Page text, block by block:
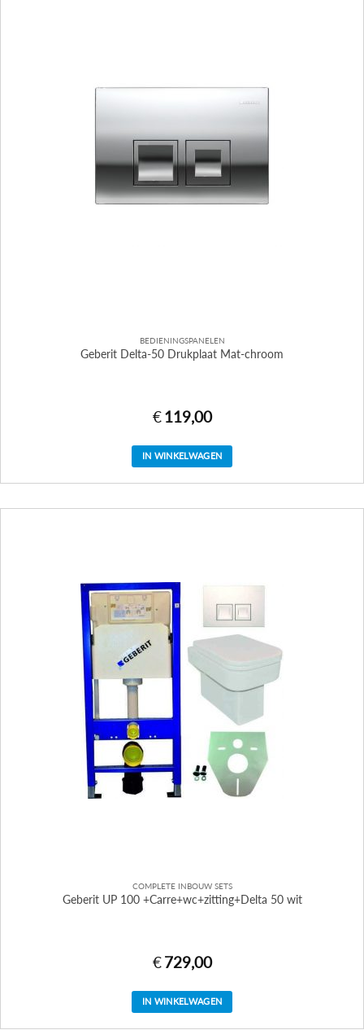
BEDIENINGSPANELEN
Geberit Delta-50 Drukplaat Mat-chroom
€ 119,00
IN WINKELWAGEN
COMPLETE INBOUW SETS
Geberit UP 100 +Carre+wc+zitting+Delta 50 wit
€ 729,00
IN WINKELWAGEN